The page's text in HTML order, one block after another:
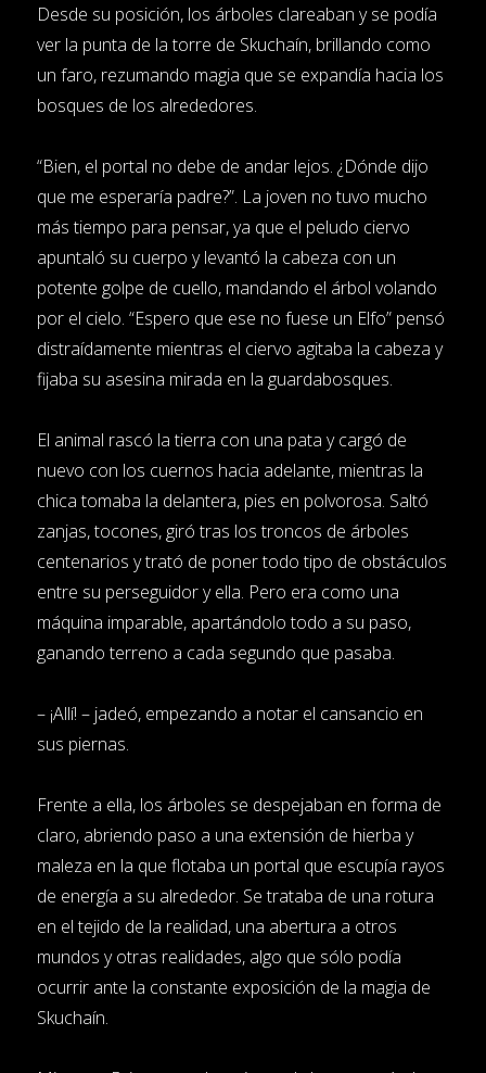
Desde su posición, los árboles clareaban y se podía
ver la punta de la torre de Skuchaín, brillando como
un faro, rezumando magia que se expandía hacia los
bosques de los alrededores.
“Bien, el portal no debe de andar lejos. ¿Dónde dijo
que me esperaría padre?”. La joven no tuvo mucho
más tiempo para pensar, ya que el peludo ciervo
apuntaló su cuerpo y levantó la cabeza con un
potente golpe de cuello, mandando el árbol volando
por el cielo. “Espero que ese no fuese un Elfo” pensó
distraídamente mientras el ciervo agitaba la cabeza y
fijaba su asesina mirada en la guardabosques.
El animal rascó la tierra con una pata y cargó de
nuevo con los cuernos hacia adelante, mientras la
chica tomaba la delantera, pies en polvorosa. Saltó
zanjas, tocones, giró tras los troncos de árboles
centenarios y trató de poner todo tipo de obstáculos
entre su perseguidor y ella. Pero era como una
máquina imparable, apartándolo todo a su paso,
ganando terreno a cada segundo que pasaba.
– ¡Allí! – jadeó, empezando a notar el cansancio en
sus piernas.
Frente a ella, los árboles se despejaban en forma de
claro, abriendo paso a una extensión de hierba y
maleza en la que flotaba un portal que escupía rayos
de energía a su alrededor. Se trataba de una rotura
en el tejido de la realidad, una abertura a otros
mundos y otras realidades, algo que sólo podía
ocurrir ante la constante exposición de la magia de
Skuchaín.